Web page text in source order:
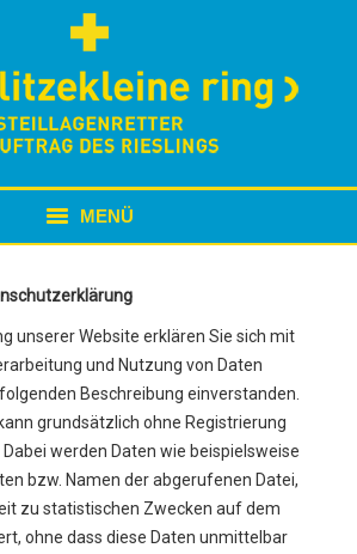
MENÜ
+ MEHR
unserer Website erklären Sie sich mit
und Nutzung von Daten
Beschreibung einverstanden.
grundsätzlich ohne Registrierung
werden Daten wie beispielsweise
bzw. Namen der abgerufenen Datei,
zu statistischen Zwecken auf dem
ohne dass diese Daten unmittelbar